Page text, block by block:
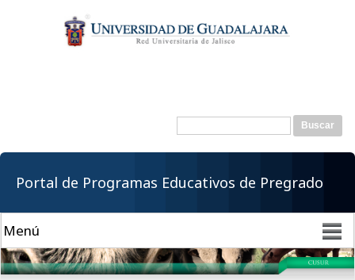
contenido
principal
Formulario de
Buscar
Portal de Programas Educativos de Pregrado